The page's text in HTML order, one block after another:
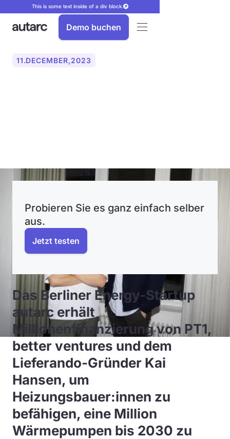
This is some text inside of a div block.
Demo buchen
11.DECEMBER,2023
Probieren Sie es ganz einfach selber
aus.
Jetzt testen
Das Berliner Energy-Startup
autarc erhält
Millionenfinanzierung von PT1,
better ventures und dem
Lieferando-Gründer Kai
Hansen, um
Heizungsbauer:innen zu
befähigen, eine Million
Wärmepumpen bis 2030 zu